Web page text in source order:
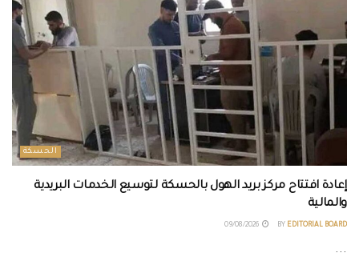
الحسكة
إعادة افتتاح مركز بريد الهول بالحسكة لتوسيع الخدمات البريدية
والمالية
BY EDITORIAL BOARD
...